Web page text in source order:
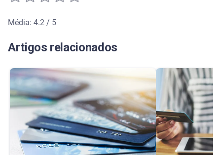
Média: 4.2 / 5
Artigos relacionados